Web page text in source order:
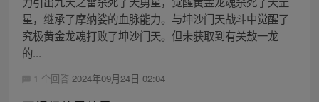
星，继承了摩纳娑的血脉能力。与坤沙门天战斗中觉醒了
究极黄金龙魂打败了坤沙门天。但未获取到有关敖一龙
的...
1 个回答 2024年09月24日 02:04